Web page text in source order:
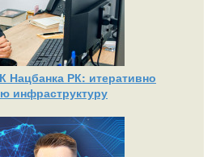
Нацбанка РК: итеративно
инфраструктуру